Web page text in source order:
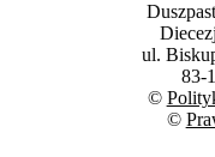
ul.
83-
©
©